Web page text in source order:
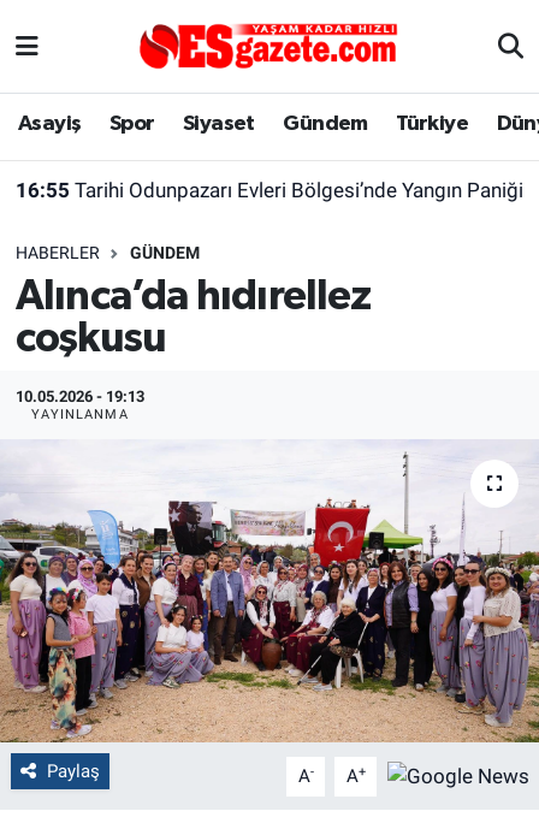
Asayiş Spor Siyaset Gündem Türkiye
16:55 Tarihi Odunpazarı Evleri Bölgesi’nde Yangın Paniği
HABERLER GÜNDEM
Alınca’da hıdırellez
coşkusu
10.05.2026 - 19:13
YAYINLANMA
Paylaş A- A+
Asayiş
Gündem
Türkiye
Dünya
Alış-Veriş/İş dünyası
Yaşam
Eskişehirspor Arşivi
Eskişehir Arşivi
Röportaj
Kültür Sanat
Politika
Bilecik
Kütahya
Gezi
Eskişehir Nöbetçi Eczaneler
Süper Lig Puan Durumu ve Fikstür
Tüm Manşetler
Son Dakika Haberleri